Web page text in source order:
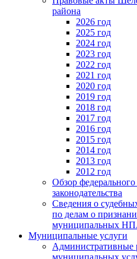
района
2026 год
2025 год
2024 год
2023 год
2022 год
2021 год
2020 год
2019 год
2018 год
2017 год
2016 год
2015 год
2014 год
2013 год
2012 год
Обзор
законодательства
Сведения о
по делам о
муниципальных
Муниципальные услуги
Административные
муниципальных